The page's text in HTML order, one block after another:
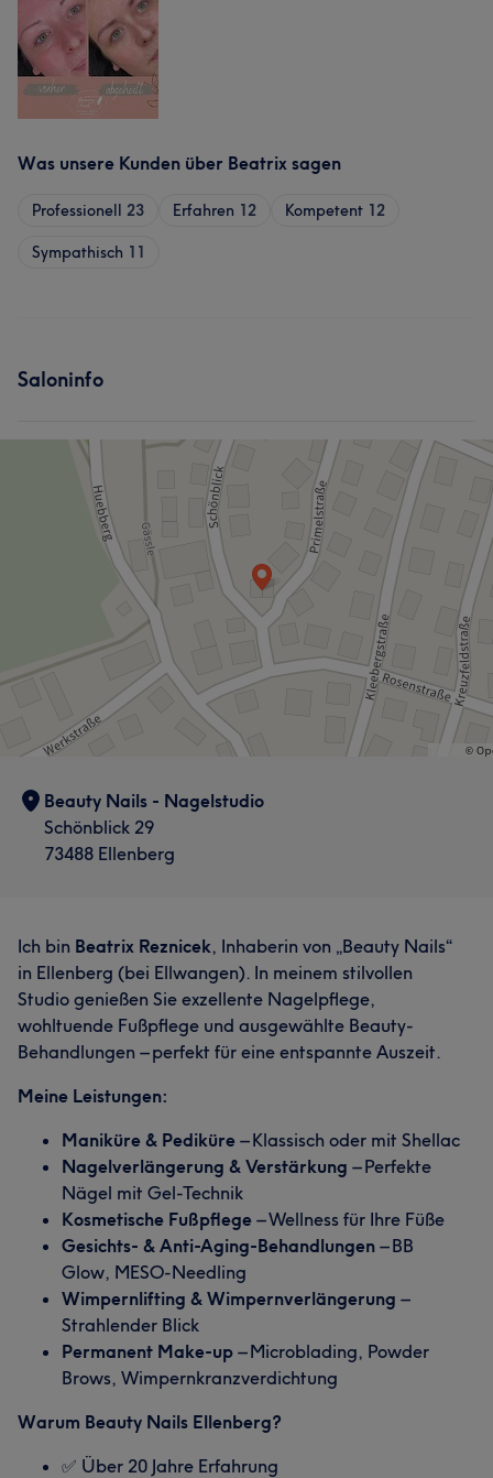
Was unsere Kunden über Beatrix sagen
Professionell 23 Erfahren 12 Kompetent 12
Sympathisch 11
Saloninfo
Beauty Nails - Nagelstudio
Schönblick 29
73488 Ellenberg
Ich bin Beatrix Reznicek, Inhaberin von „Beauty Nails“
in Ellenberg (bei Ellwangen). In meinem stilvollen
Studio genießen Sie exzellente Nagelpflege,
wohltuende Fußpflege und ausgewählte Beauty-
Behandlungen – perfekt für eine entspannte Auszeit.
Meine Leistungen:
Maniküre & Pediküre – Klassisch oder mit Shellac
Nagelverlängerung & Verstärkung – Perfekte
Nägel mit Gel-Technik
Kosmetische Fußpflege – Wellness für Ihre Füße
Gesichts- & Anti-Aging-Behandlungen – BB
Glow, MESO-Needling
Wimpernlifting & Wimpernverlängerung –
Strahlender Blick
Permanent Make-up – Microblading, Powder
Brows, Wimpernkranzverdichtung
Warum Beauty Nails Ellenberg?
✅ Über 20 Jahre Erfahrung